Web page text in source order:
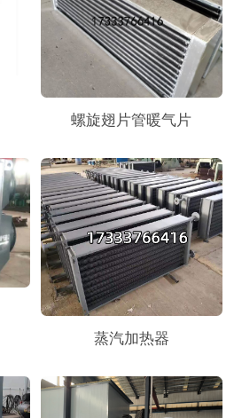
螺旋翅片管暖气片
蒸汽加热器